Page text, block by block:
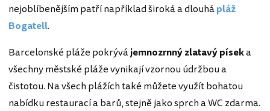
nejoblíbenějším patří například široká a dlouhápláž
Bogatell.
Barcelonské pláže pokrývájemnozrnný zlatavý píseka
všechny městské pláže vynikají vzornou údržbou a
čistotou. Na všech plážích také můžete využít bohatou
nabídku restaurací a barů, stejně jako sprch a WC zdarma.